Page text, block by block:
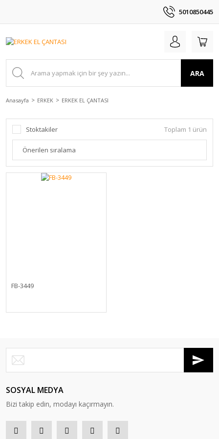
5010850445
ARA
Anasayfa ERKEK ERKEK EL ÇANTASI
Stoktakiler Toplam 1 ürün
FB-3449
SOSYAL MEDYA
Bizi takip edin, modayı kaçırmayın.